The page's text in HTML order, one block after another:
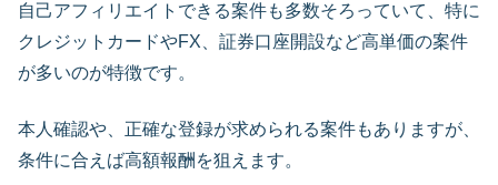
自己アフィリエイトできる案件も多数そろっていて、特に
クレジットカードやFX、証券口座開設など高単価の案件
が多いのが特徴です。
本人確認や、正確な登録が求められる案件もありますが、
条件に合えば高額報酬を狙えます。